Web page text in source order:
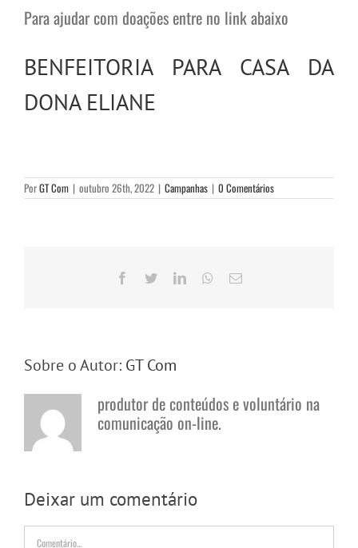
Para ajudar com doações entre no link abaixo
BENFEITORIA PARA CASA DA
DONA ELIANE
PorGT Com | outubro 26th, 2022 | Campanhas | 0 Comentários
Facebook
TwitterLinkedInWhatsApp
E-
Sobre o Autor: GT Com
produtor de conteúdos e voluntário na
comunicação on-line.
Deixar um comentário
Comentário